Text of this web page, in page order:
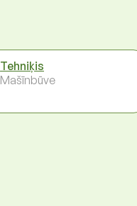
Tehniķis
Mašīnbūve